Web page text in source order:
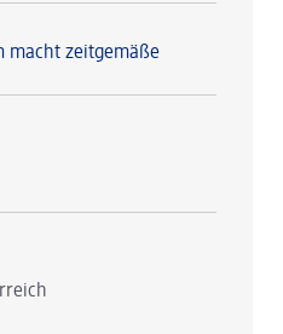
macht zeitgemäße